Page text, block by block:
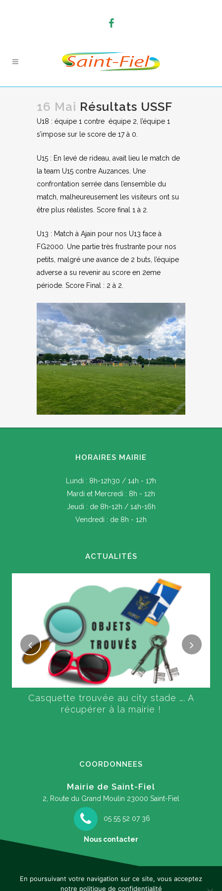
16 Mai Résultats USSF
U18 : équipe 1 contre équipe 2, l’équipe 1
s’impose sur le score de 17 à 0.
U15 : En levé de rideau, avait lieu le match de
la team U15 contre Auzances. Une
confrontation serrée dans l’ensemble du
match, malheureusement les visiteurs ont su
être plus réalistes. Score final 1 à 2.
U13 : Match à Ajain pour nos U13 face à
FG2000. Une partie très frustrante pour nos
petits, malgré une avance de 2 buts, l’équipe
adverse a su revenir au score en 2eme
période. Score Final : 2 à 2.
HORAIRES MAIRIE
Lundi : 8h-12h30 / 14h - 17h
Mardi et Mercredi : 8h - 12h
Jeudi : de 8h-12h / 14h-16h
Vendredi : de 8h - 12h
ACTUALITÉS
Casquette trouvée au city stade …. A
récupérer à la mairie !
COORDONNEES
Mairie de Saint-Fiel
2, Route du Grand Moulin 23000 Saint-Fiel
05 55 52 07 36
Nous contacter
En poursuivant votre navigation sur ce site, vous acceptez
notre politique de confidentialité